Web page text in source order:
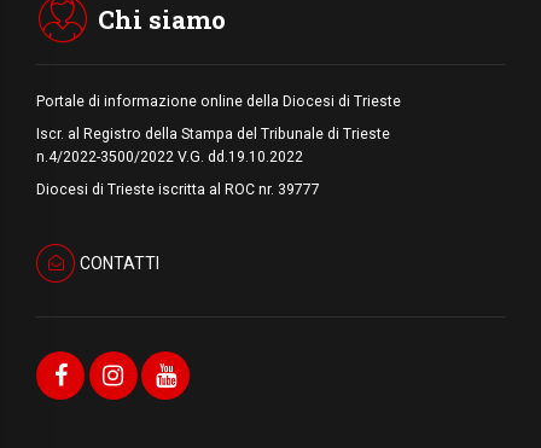
Chi siamo
Portale di informazione online della Diocesi di Trieste
Iscr. al Registro della Stampa del Tribunale di Trieste
n.4/2022-3500/2022 V.G. dd.19.10.2022
Diocesi di Trieste iscritta al ROC nr. 39777
CONTATTI